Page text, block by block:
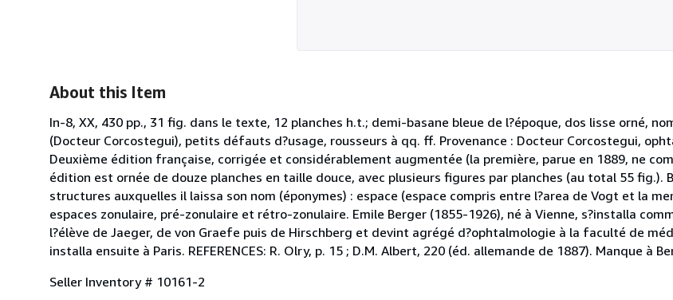
About this Item
In-8, XX, 430 pp., 31 fig. dans le texte, 12 planches h.t.; demi-basane bleue de l?époque, dos lisse orné,
(Docteur Corcostegui), petits défauts d?usage, rousseurs à qq. ff. Provenance : Docteur Corcostegui,
Deuxième édition française, corrigée et considérablement augmentée (la première, parue en 1889, ne
édition est ornée de douze planches en taille douce, avec plusieurs figures par planches (au total 55 fig.).
structures auxquelles il laissa son nom (éponymes) : espace (espace compris entre l?area de Vogt et la
espaces zonulaire, pré-zonulaire et rétro-zonulaire. Emile Berger (1855-1926), né à Vienne, s?installa
l?élève de Jaeger, de von Graefe puis de Hirschberg et devint agrégé d?ophtalmologie à la faculté de
installa ensuite à Paris. REFERENCES: R. Olry, p. 15 ; D.M. Albert, 220 (éd. allemande de 1887). Manque à
Seller Inventory # 10161-2